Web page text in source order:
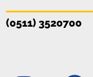
(0511) 3520700